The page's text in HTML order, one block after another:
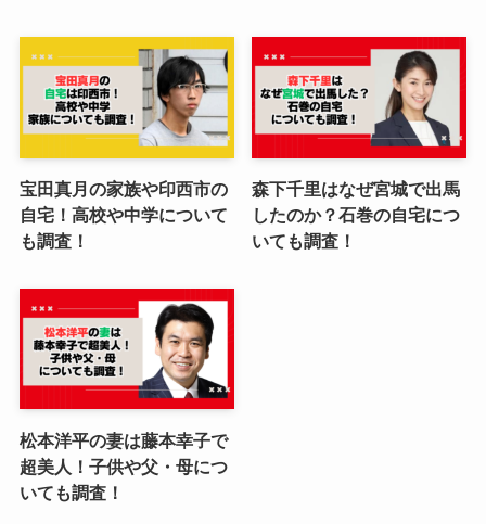
宝田真月の家族や印西市の
自宅！高校や中学について
も調査！
森下千里はなぜ宮城で出馬
したのか？石巻の自宅につ
いても調査！
松本洋平の妻は藤本幸子で
超美人！子供や父・母につ
いても調査！